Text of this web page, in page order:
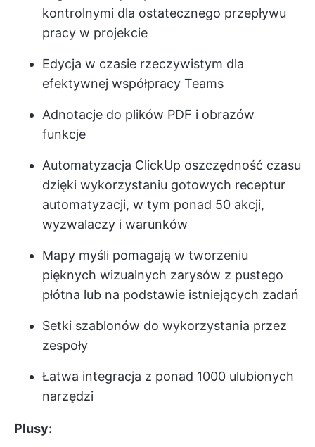
kontrolnymi dla ostatecznego przepływu
pracy w projekcie
Edycja w czasie rzeczywistym dla
efektywnej współpracy Teams
Adnotacje do plików PDF i obrazów
funkcje
Automatyzacja ClickUp oszczędność czasu
dzięki wykorzystaniu gotowych receptur
automatyzacji, w tym ponad 50 akcji,
wyzwalaczy i warunków
Mapy myśli pomagają w tworzeniu
pięknych wizualnych zarysów z pustego
płótna lub na podstawie istniejących zadań
Setki szablonów do wykorzystania przez
zespoły
Łatwa integracja z ponad 1000 ulubionych
narzędzi
Plusy: